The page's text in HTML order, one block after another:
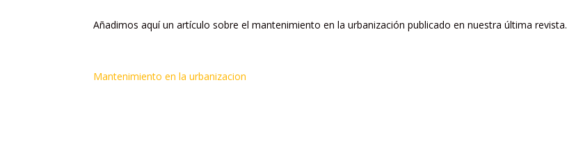
Añadimos aquí un artículo sobre el mantenimiento en la urbanización publicado en nuestra última revista.
Mantenimiento en la urbanizacion